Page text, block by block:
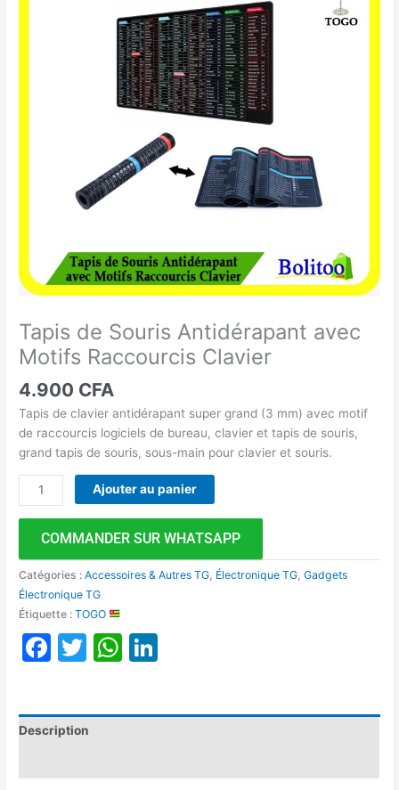
Tapis de Souris Antidérapant avec
Motifs Raccourcis Clavier
4.900 CFA
Tapis de clavier antidérapant super grand (3 mm) avec motif
de raccourcis logiciels de bureau, clavier et tapis de souris,
grand tapis de souris, sous-main pour clavier et souris.
Ajouter au panier
COMMANDER SUR WHATSAPP
Catégories :Accessoires & Autres TG Électronique TG ,Gadgets
Électronique TG
Étiquette :TOGO
Facebook
TwitterWhatsApp
Description